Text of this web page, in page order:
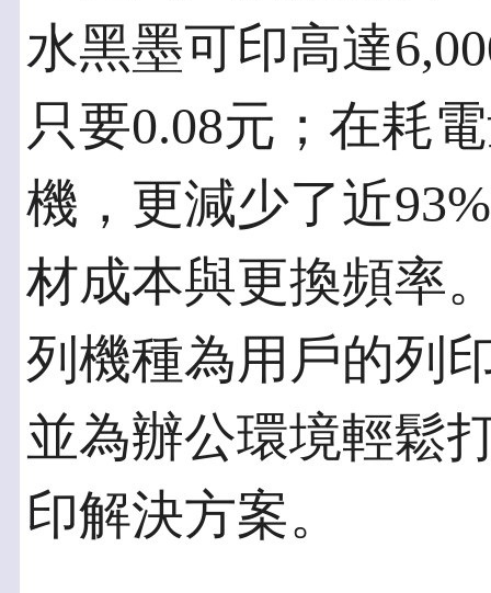
水黑墨可印高達
只要0.08元；在耗
機，更減少了近
材成本與更換頻率
列機種為用戶的列
並為辦公環境輕鬆
印解決方案。